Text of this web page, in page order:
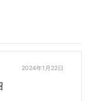
2024年1月22日